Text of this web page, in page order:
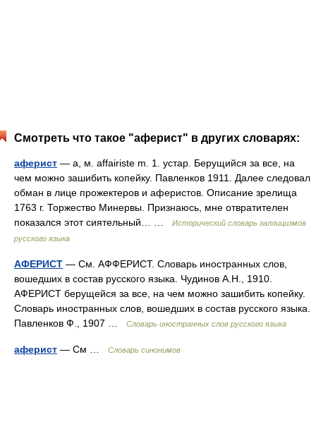
Смотреть что такое "аферист" в других словарях:
аферист — а, м. affairiste m. 1. устар. Берущийся за все, на
чем можно зашибить копейку. Павленков 1911. Далее следовал
обман в лице прожектеров и аферистов. Описание зрелища
1763 г. Торжество Минервы. Признаюсь, мне отвратителен
показался этот сиятельный… …
Исторический словарь галлицизмов
русского языка
АФЕРИСТ — См. АФФЕРИСТ. Словарь иностранных слов,
вошедших в состав русского языка. Чудинов А.Н., 1910.
АФЕРИСТ берущейся за все, на чем можно зашибить копейку.
Словарь иностранных слов, вошедших в состав русского языка.
Павленков Ф., 1907 …
Словарь иностранных слов русского языка
аферист — См … Словарь синонимов